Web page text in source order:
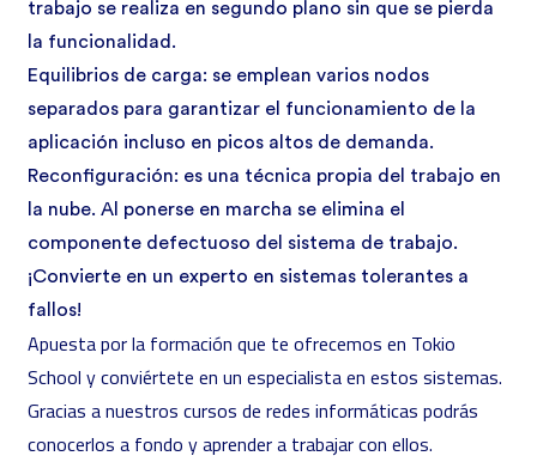
trabajo se realiza en segundo plano sin que se pierda
la funcionalidad.
Equilibrios de carga: se emplean varios nodos
separados para garantizar el funcionamiento de la
aplicación incluso en picos altos de demanda.
Reconfiguración: es una técnica propia del trabajo en
la nube. Al ponerse en marcha se elimina el
componente defectuoso del sistema de trabajo.
¡Convierte en un experto en sistemas tolerantes a
fallos!
Apuesta por la formación que te ofrecemos en Tokio
School y conviértete en un especialista en estos sistemas.
Gracias a nuestros cursos de redes informáticas podrás
conocerlos a fondo y aprender a trabajar con ellos.